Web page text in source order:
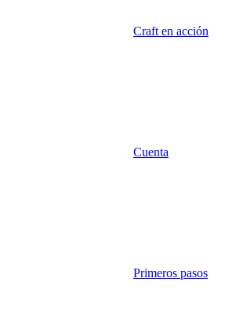
Craft en acción
Cuenta
Primeros pasos